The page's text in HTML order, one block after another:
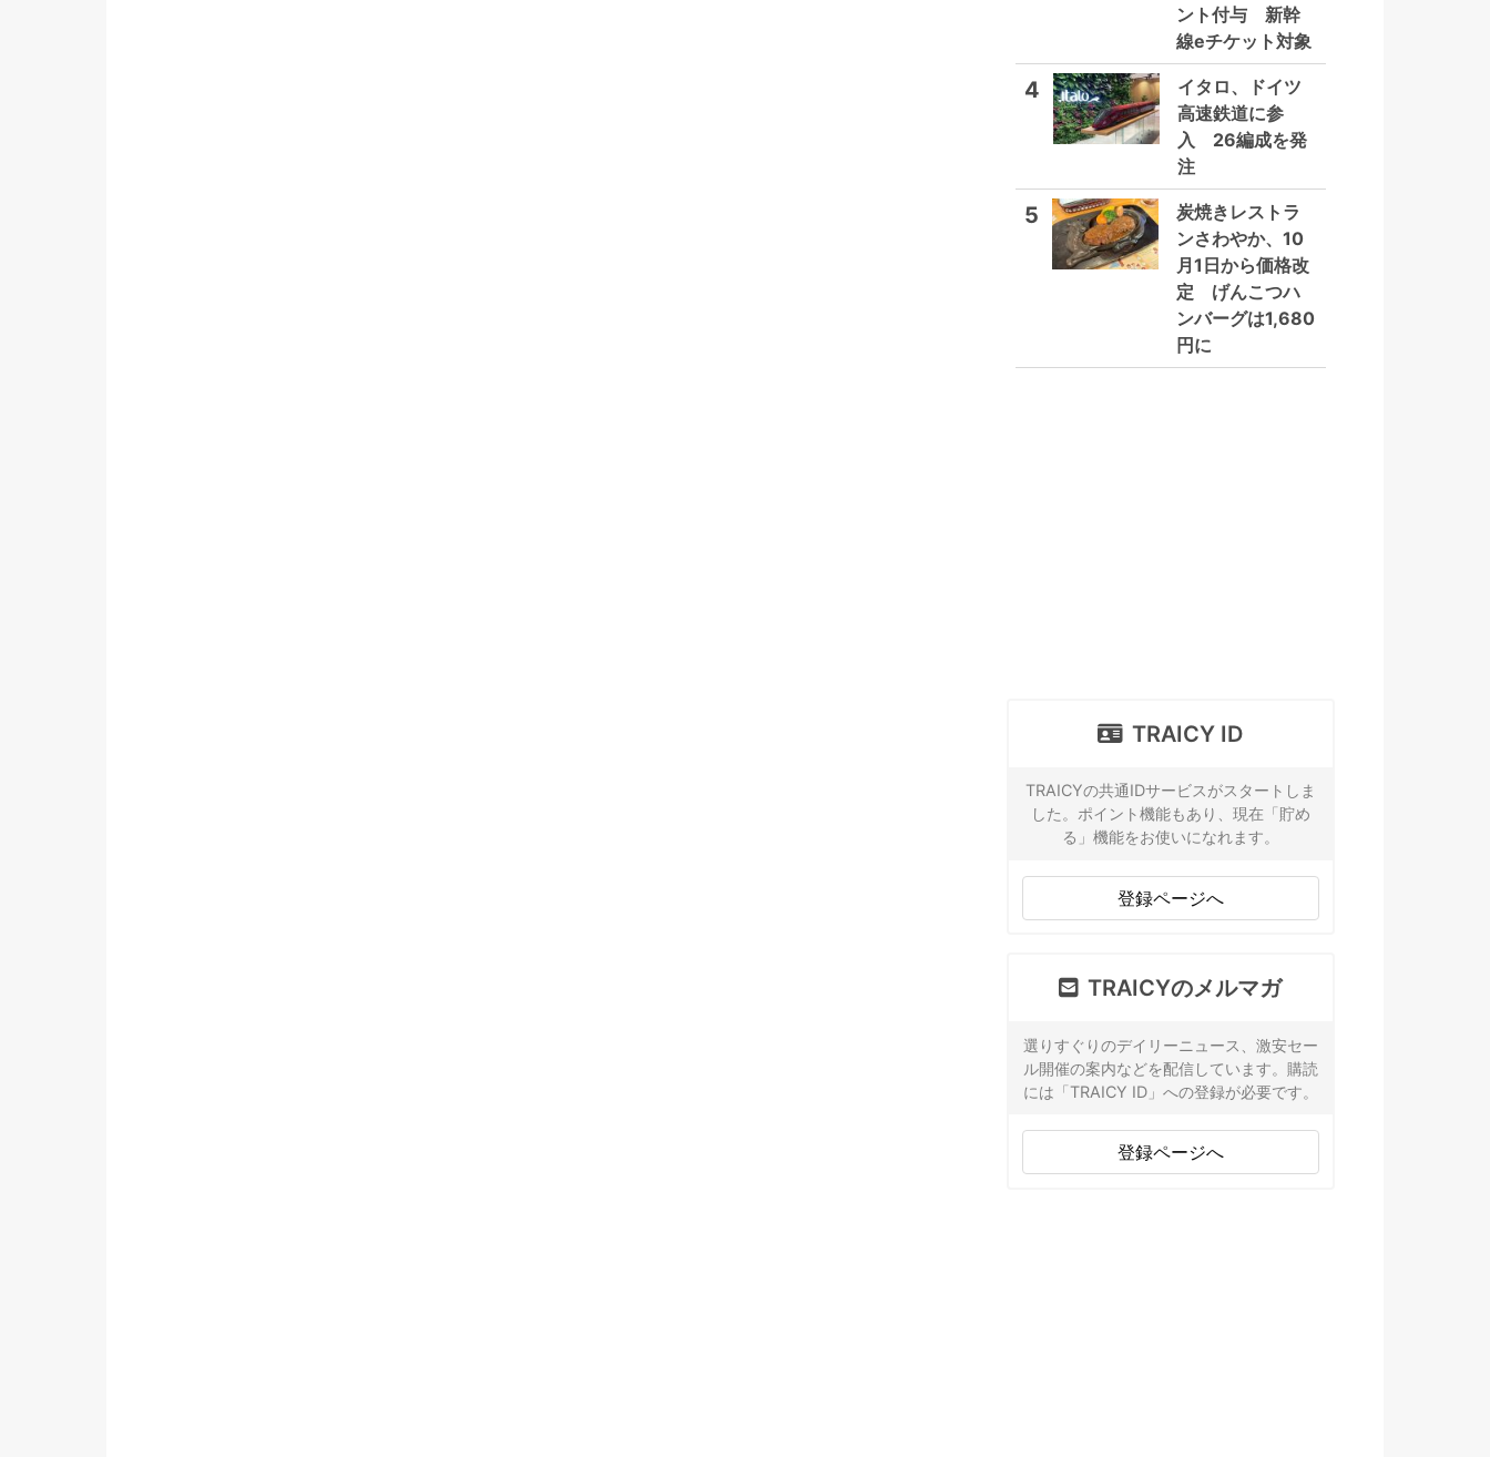
ント付与 新幹
線eチケット対象
4
イタロ、ドイツ
高速鉄道に参
入 26編成を発
注
5
炭焼きレストラ
ンさわやか、10
月1日から価格改
定 げんこつハ
ンバーグは1,680
円に
TRAICY ID
TRAICYの共通IDサービスがスタートしま
した。ポイント機能もあり、現在「貯め
る」機能をお使いになれます。
登録ページへ
TRAICYのメルマガ
選りすぐりのデイリーニュース、激安セー
ル開催の案内などを配信しています。購読
には「TRAICY ID」への登録が必要です。
登録ページへ